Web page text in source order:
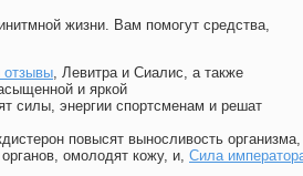
жизни. Вам помогут средства,
отзывы, Левитра и Сиалис, а также
и яркой
силы, энергии спортсменам и решат
повысят выносливость организма,
омолодят кожу, и, Сила